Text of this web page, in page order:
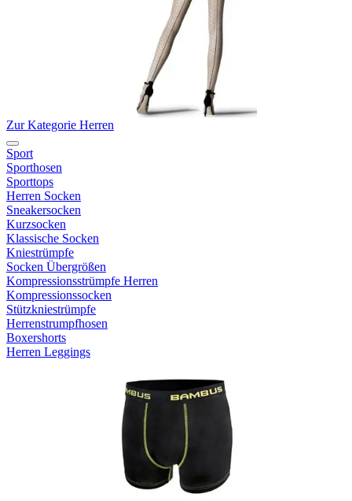
Zur Kategorie Herren
Sport
Sporthosen
Sporttops
Herren Socken
Sneakersocken
Kurzsocken
Klassische Socken
Kniestrümpfe
Socken Übergrößen
Kompressionsstrümpfe Herren
Kompressionssocken
Stützkniestrümpfe
Herrenstrumpfhosen
Boxershorts
Herren Leggings